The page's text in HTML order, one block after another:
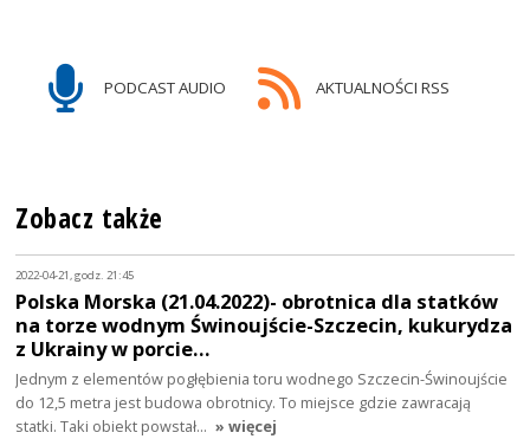
PODCAST AUDIO AKTUALNOŚCI RSS
Zobacz także
2022-04-21, godz. 21:45
Polska Morska (21.04.2022)- obrotnica dla statków
na torze wodnym Świnoujście-Szczecin, kukurydza
z Ukrainy w porcie…
Jednym z elementów pogłębienia toru wodnego Szczecin-Świnoujście
do 12,5 metra jest budowa obrotnicy. To miejsce gdzie zawracają
statki. Taki obiekt powstał… » więcej